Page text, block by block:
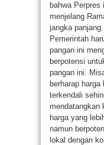
bahwa
menjelang
jangka
Pemerintah
pangan ini
berpotensi
pangan ini.
berharap
terkendali
mendatangkan
harga yang
namun
lokal dengan